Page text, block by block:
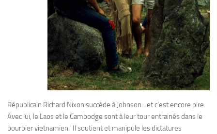
Républicain Richard Nixon succède à Johnson…et c’est encore pire.
Avec lui, le Laos et le Cambodge sont à leur tour entrainés dans le
bourbier vietnamien. Il soutient et manipule les dictatures